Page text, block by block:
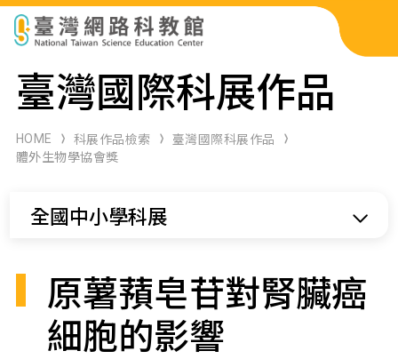
科展作品檢索
科學研習月刊
臺灣國際科展作品
HOME 科展作品檢索
臺灣國際科展作品
體外生物學協會獎
全國中小學科展
原薯蕷皂苷對腎臟癌
細胞的影響